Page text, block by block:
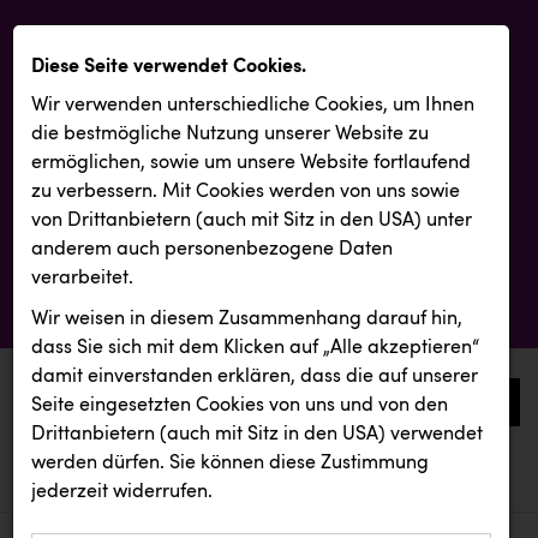
0
aktuelle aussendungen
aktuelle aussendungen
Diese Seite verwendet Cookies.
Wir verwenden unterschiedliche Cookies, um Ihnen
die best­mögliche Nutzung unserer Website zu
ermöglichen, sowie um unsere Website fortlaufend
zu verbessern. Mit Cookies werden von uns sowie
von Drittanbietern (auch mit Sitz in den USA) unter
anderem auch personenbezogene Daten
verarbeitet.
Wir weisen in diesem Zusammenhang darauf hin,
dass Sie sich mit dem Klicken auf „Alle akzeptieren“
damit ein­ver­standen erklären, dass die auf unserer
Seite eingesetzten Cookies von uns und von den
Drittanbietern (auch mit Sitz in den USA) verwendet
werden dürfen. Sie können diese Zustimmung
jederzeit widerrufen.